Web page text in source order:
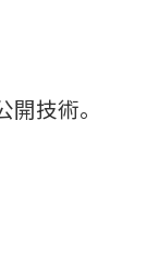
技術。